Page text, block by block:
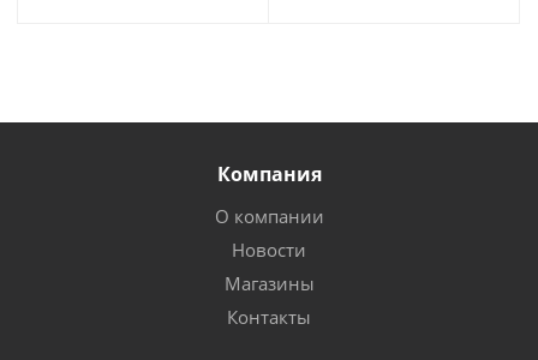
Компания
О компании
Новости
Магазины
Контакты